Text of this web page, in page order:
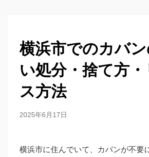
横浜市でのカバ
い処分・捨て方
ス方法
2025年6月17日
横浜市に住んでいて、カバンが不要